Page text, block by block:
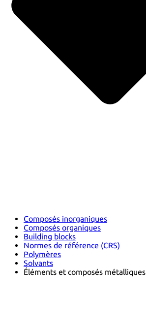
Composés inorganiques
Composés organiques
Building blocks
Normes de référence (CRS)
Polymères
Solvants
Éléments et composés métalliques